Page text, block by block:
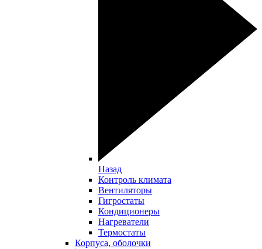
Назад
Контроль климата
Вентиляторы
Гигростаты
Кондиционеры
Нагреватели
Термостаты
Корпуса, оболочки